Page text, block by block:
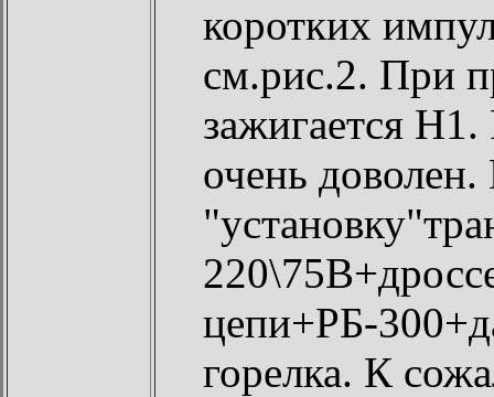
коротких
см.рис.2. При
зажигается Н1.
очень
цепи+РБ-
горелка. К